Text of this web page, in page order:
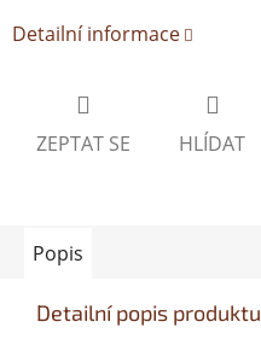
Detailní informace
ZEPTAT SE HLÍDAT
Popis
Detailní popis produktu